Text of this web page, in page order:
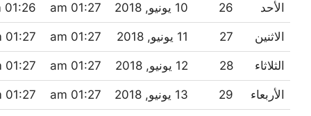
الأحد 26 10 يونيو, 2018 01:27 am
01:26 pm
الاثنين 27 11 يونيو, 2018 01:27 am
01:27 pm
الثلاثاء 28 12 يونيو, 2018 01:27 am
01:27 pm
الأربعاء 29 13 يونيو, 2018 01:27 am
01:27 pm